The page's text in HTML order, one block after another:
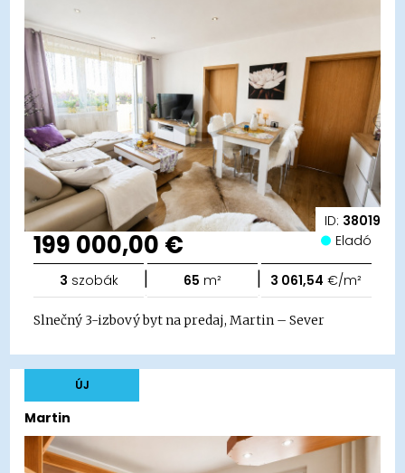
ID: 38019
199 000,00 € Eladó
3 szobák | 65 m² | 3 061,54 €/m²
Slnečný 3-izbový byt na predaj, Martin – Sever
Martin
ÚJ